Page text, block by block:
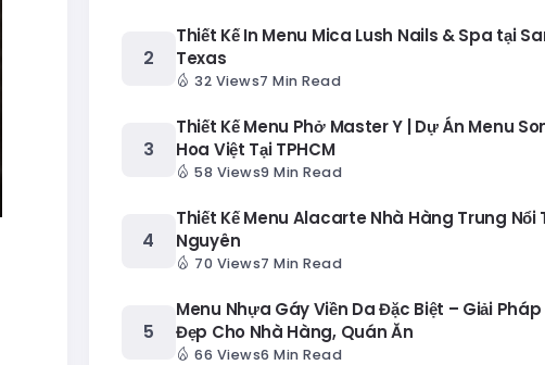
Thiết Kế In Menu Mica Lush Nails & Spa tại
Texas
32 Views7 Min Read
Thiết Kế Menu Phở Master Y | Dự Án Menu
Hoa Việt Tại TPHCM
58 Views9 Min Read
Thiết Kế Menu Alacarte Nhà Hàng Trung Nổi
Nguyên
70 Views7 Min Read
Menu Nhựa Gáy Viền Da Đặc Biệt – Giải Pháp
Đẹp Cho Nhà Hàng, Quán Ăn
66 Views6 Min Read